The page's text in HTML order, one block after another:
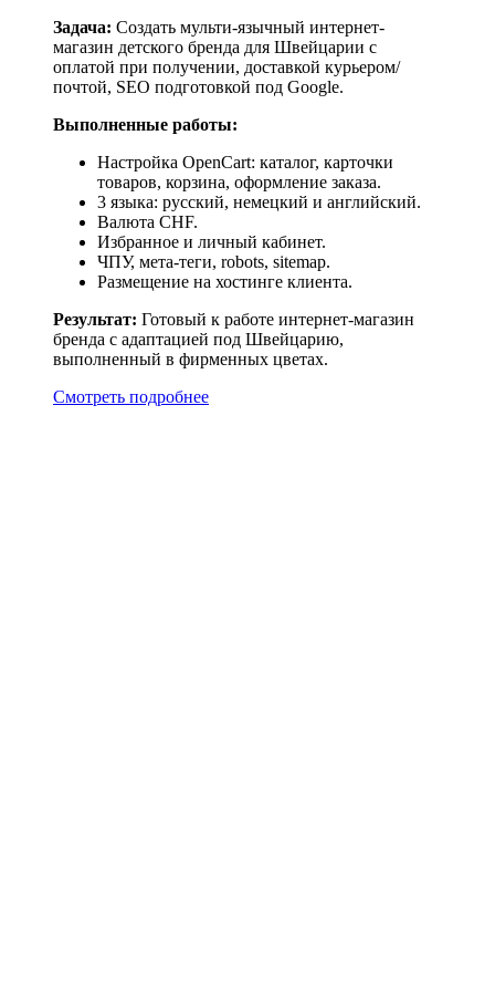
Задача: Создать мульти-язычный интернет-
магазин детского бренда для Швейцарии с
оплатой при получении, доставкой курьером/
почтой, SEO подготовкой под Google.
Выполненные работы:
Настройка OpenCart: каталог, карточки
товаров, корзина, оформление заказа.
3 языка: русский, немецкий и английский.
Валюта CHF.
Избранное и личный кабинет.
ЧПУ, мета-теги, robots, sitemap.
Размещение на хостинге клиента.
Результат: Готовый к работе интернет-магазин
бренда с адаптацией под Швейцарию,
выполненный в фирменных цветах.
Смотреть подробнее